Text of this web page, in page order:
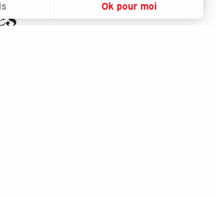
Voir les favorisRecherche
Ok pour moi